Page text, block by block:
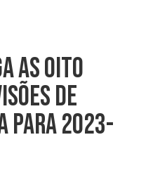
AS OITO
DE
PARA 2023-